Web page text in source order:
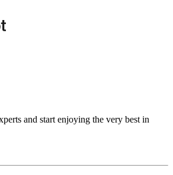
and start enjoying the very best in